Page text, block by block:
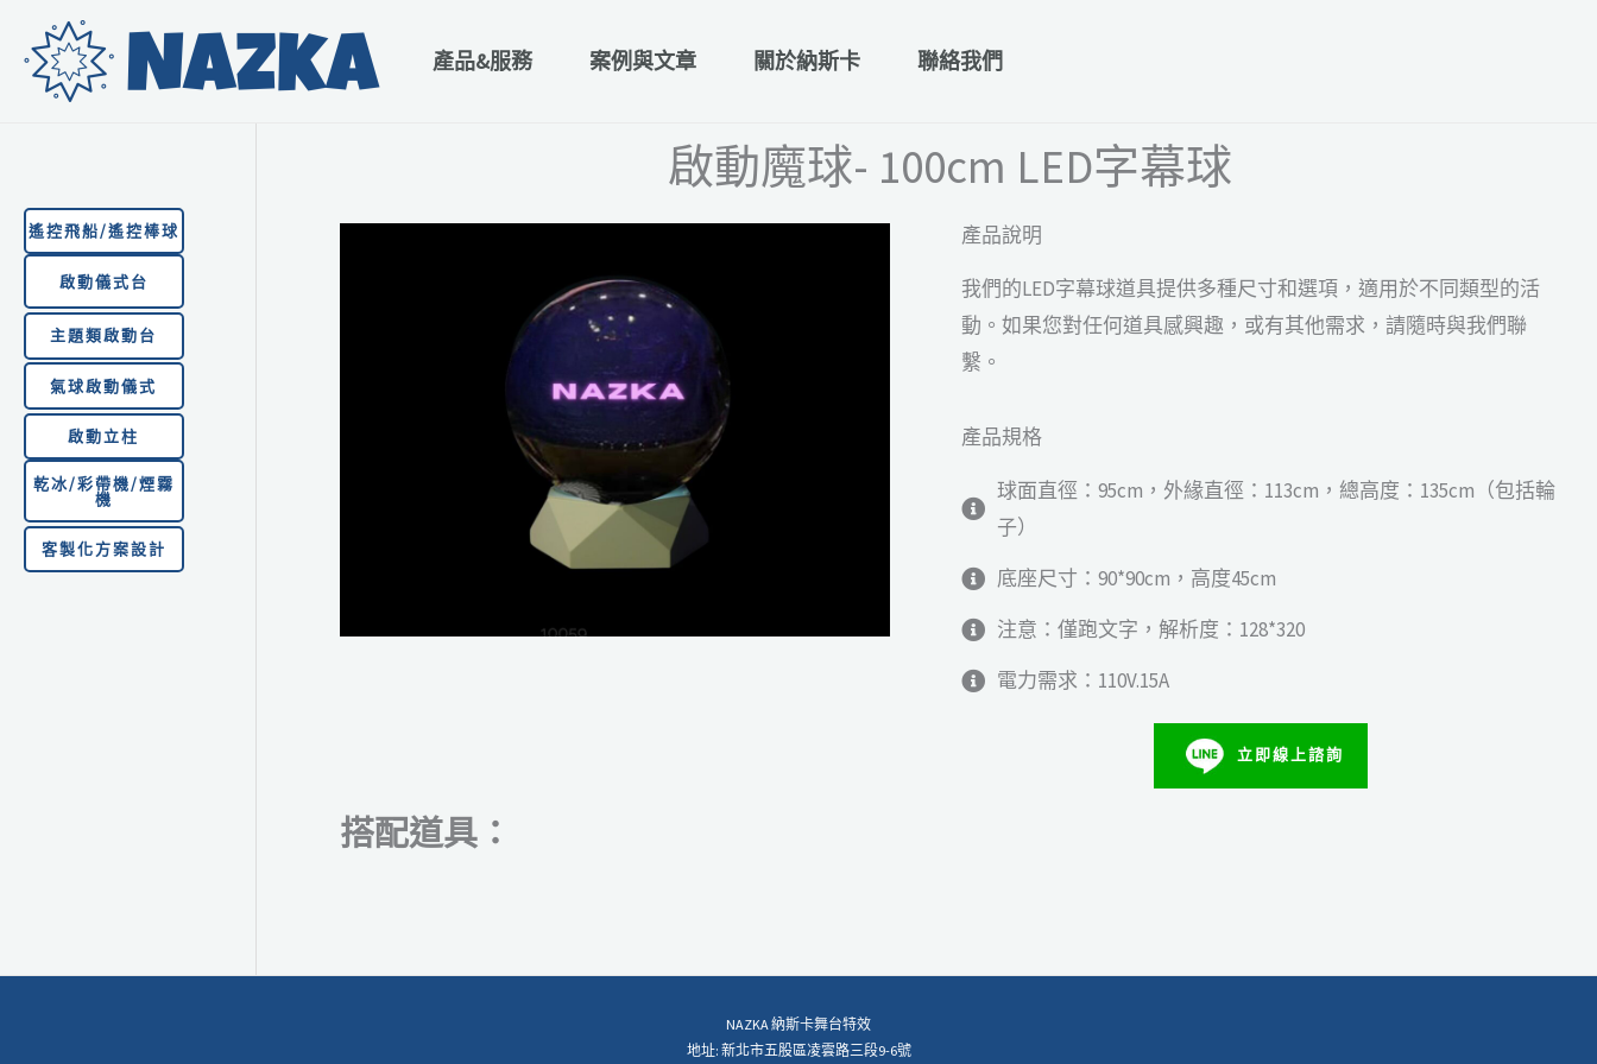
產品&服務 案例與文章 關於納斯卡 聯絡我們
遙控飛船/遙控棒球
啟動儀式台
主題類啟動台
氣球啟動儀式
啟動立柱
乾冰/彩帶機/煙霧
機
客製化方案設計
啟動魔球- 100cm LED字幕球
產品說明
我們的LED字幕球道具提供多種尺寸和選項，適用於不同類型的活
動。如果您對任何道具感興趣，或有其他需求，請隨時與我們聯
繫。
產品規格
球面直徑：95cm，外緣直徑：113cm，總高度：135cm（包括輪
子）
底座尺寸：90*90cm，高度45cm
注意：僅跑文字，解析度：128*320
電力需求：110V.15A
立即線上諮詢
搭配道具：
NAZKA 納斯卡舞台特效
地址: 新北市五股區凌雲路三段9-6號